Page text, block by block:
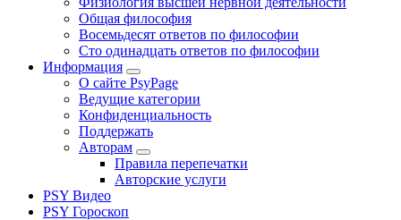
Общая философия
Восемьдесят ответов по философии
Сто одинадцать ответов по философии
Информация
О сайте PsyPage
Ведущие категории
Конфиденциальность
Поддержать
Авторам
Правила перепечатки
Авторские услуги
PSY Видео
PSY Гороскоп